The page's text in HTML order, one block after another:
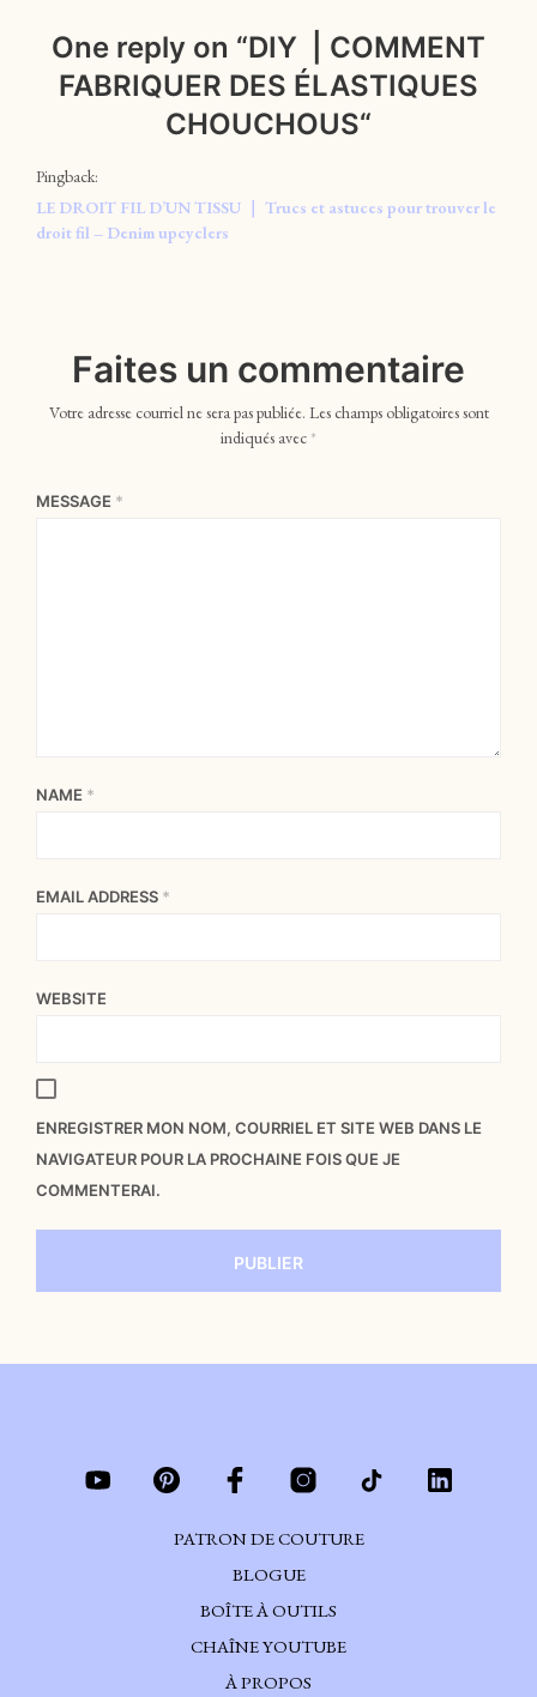
One reply on “DIY | COMMENT
FABRIQUER DES ÉLASTIQUES
CHOUCHOUS“
Pingback:
LE DROIT FIL D’UN TISSU ｜ Trucs et astuces pour trouver le
droit fil – Denim upcyclers
Faites un commentaire
Votre adresse courriel ne sera pas publiée. Les champs obligatoires sont
indiqués avec *
MESSAGE *
NAME *
EMAIL ADDRESS *
WEBSITE
ENREGISTRER MON NOM, COURRIEL ET SITE WEB DANS LE
NAVIGATEUR POUR LA PROCHAINE FOIS QUE JE
COMMENTERAI.
PATRON DE COUTURE
BLOGUE
BOÎTE À OUTILS
CHAÎNE YOUTUBE
À PROPOS